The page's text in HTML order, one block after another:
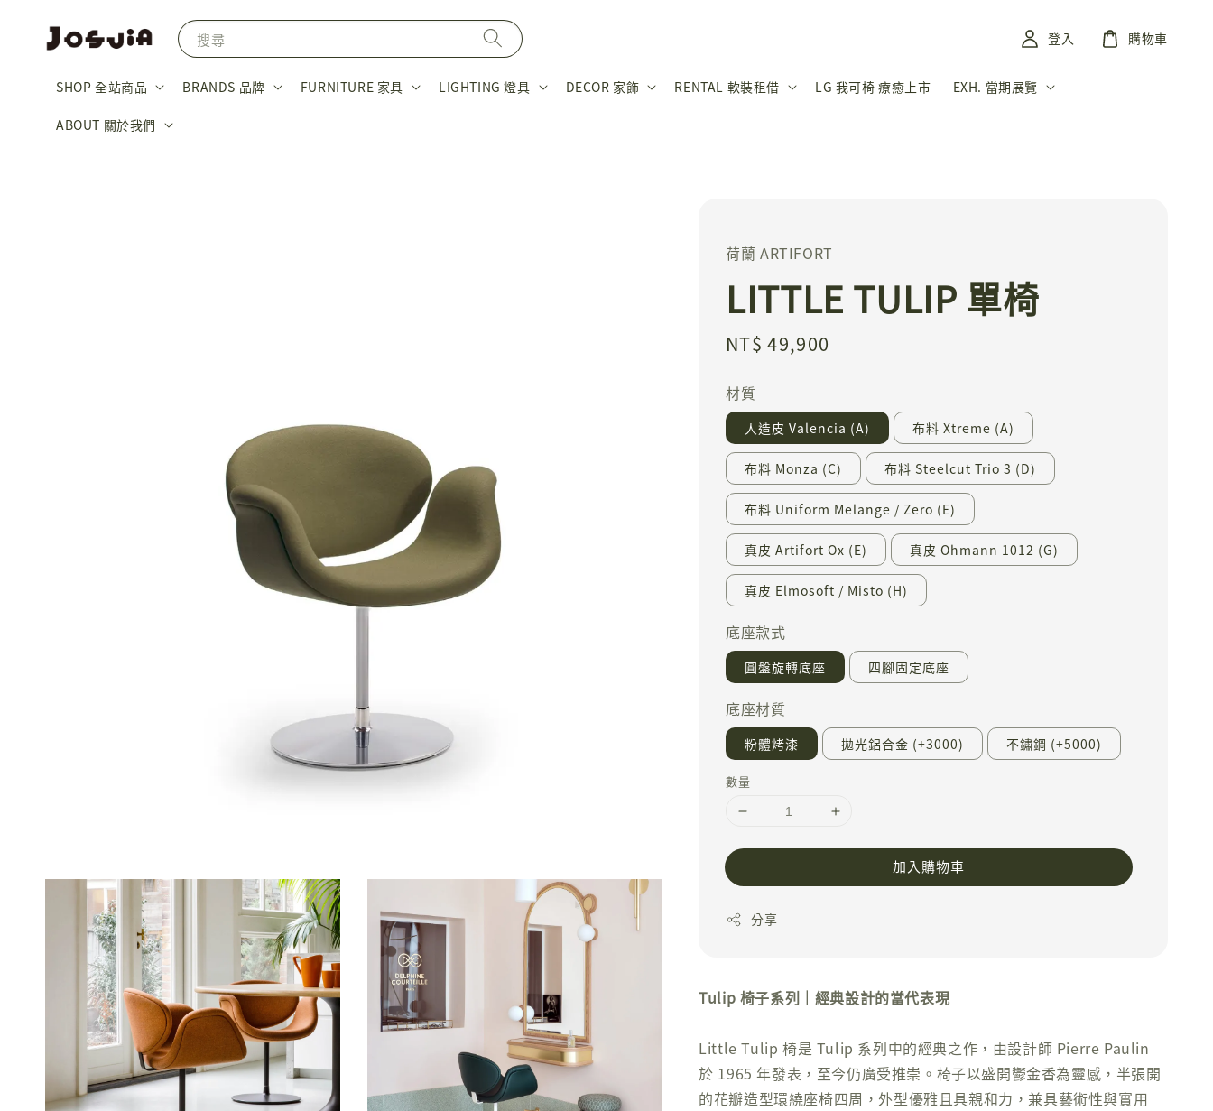
搜尋
SHOP 全站商品 BRANDS 品牌 FURNITURE 家具 LIGHTING 燈具 DECOR 家飾 RENTAL 軟裝租借 LG 我可椅 療癒上市 EXH. 當期展覽
ABOUT 關於我們
登入 購物車
荷蘭 ARTIFORT
LITTLE TULIP 單椅
Regular
NT$ 49,900
材質
人造皮 Valencia (A) 布料 Xtreme (A)
布料 Monza (C) 布料 Steelcut Trio 3 (D)
布料 Uniform Melange / Zero (E)
真皮 Artifort Ox (E) 真皮 Ohmann 1012 (G)
真皮 Elmosoft / Misto (H)
底座款式
圓盤旋轉底座 四腳固定底座
底座材質
粉體烤漆 拋光鋁合金 (+3000) 不鏽鋼 (+5000)
數量
加入購物車
分享
Tulip 椅子系列｜經典設計的當代表現
Little Tulip 椅是 Tulip 系列中的經典之作，由設計師 Pierre Paulin
於 1965 年發表，至今仍廣受推崇。椅子以盛開鬱金香為靈感，半張開
的花瓣造型環繞座椅四周，外型優雅且具親和力，兼具藝術性與實用